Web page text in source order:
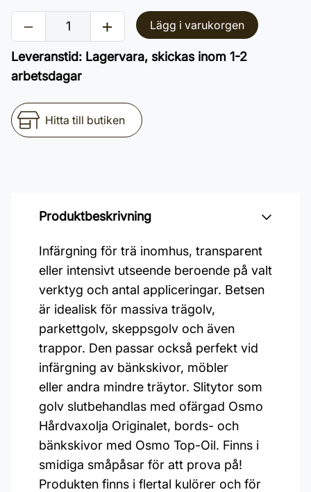
Lägg i varukorgen
Leveranstid: Lagervara, skickas inom 1-2
arbetsdagar
Hitta till butiken
Produktbeskrivning
Infärgning för trä inomhus, transparent
eller intensivt utseende beroende på valt
verktyg och antal appliceringar. Betsen
är idealisk för massiva trägolv,
parkettgolv, skeppsgolv och även
trappor. Den passar också perfekt vid
infärgning av bänkskivor, möbler
eller andra mindre träytor. Slitytor som
golv slutbehandlas med ofärgad Osmo
Hårdvaxolja Originalet, bords- och
bänkskivor med Osmo Top-Oil. Finns i
smidiga småpåsar för att prova på!
Produkten finns i flertal kulörer och för